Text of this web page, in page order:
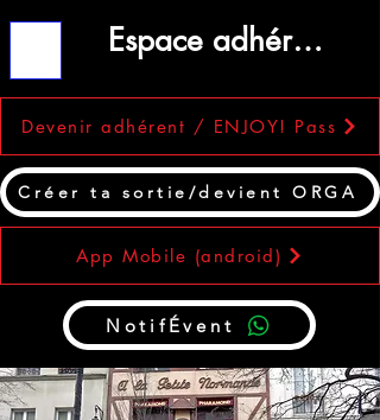
Devenir adhérent / ENJOY! Pass
Créer ta sortie/devient ORGA
Espace adhérent
NotifÉvent
App Mobile (android)